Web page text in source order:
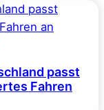
passt
Fahren